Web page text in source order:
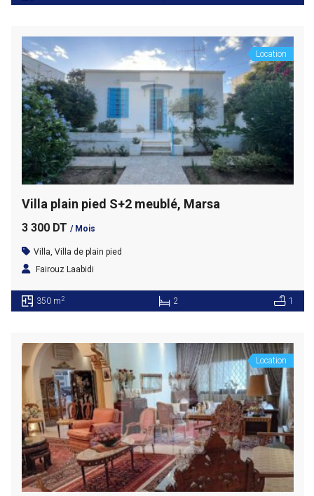
Location
Villa plain pied S+2 meublé, Marsa
3 300 DT / Mois
Villa, Villa de plain pied
Fairouz Laabidi
350 m2 2 1
Location